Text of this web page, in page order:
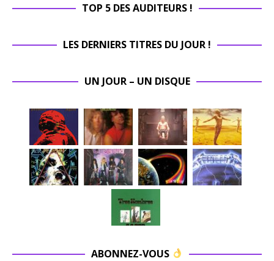
TOP 5 DES AUDITEURS !
LES DERNIERS TITRES DU JOUR !
UN JOUR – UN DISQUE
ABONNEZ-VOUS